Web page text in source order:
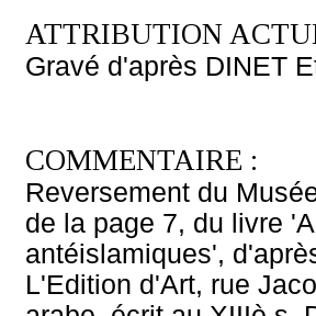
ATTRIBUTION
Gravé d'après DINET
COMMENTAIRE :
Reversement du
de la page 7, du livre
antéislamiques',
L'Edition d'Art, rue